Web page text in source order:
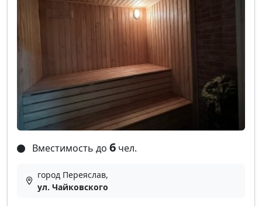
Вместимость до 6 чел.
город Переяслав,
ул. Чайковского